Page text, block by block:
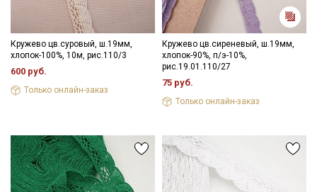
Кружево цв.суровый, ш.19мм,
хлопок-100%, 10м, рис.110/3
600 руб.
Только онлайн-заказ
Кружево цв.сиреневый, ш.19мм,
хлопок-90%, п/э-10%,
рис.19.01.110/27
75 руб.
Только онлайн-заказ